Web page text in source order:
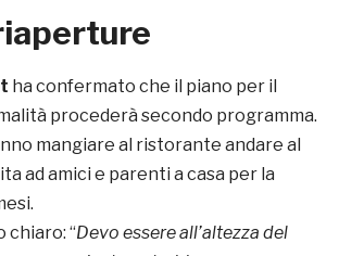
ha confermato che il piano per il
procederà secondo programma.
mangiare al ristorante andare al
ad amici e parenti a casa per la
chiaro: “Devo essere all’altezza del